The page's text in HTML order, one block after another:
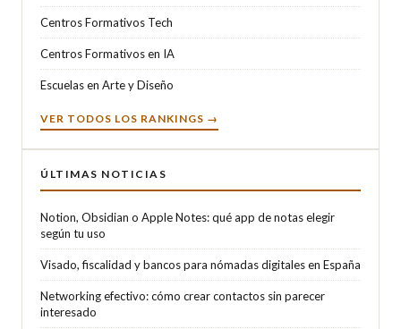
Centros Formativos Tech
Centros Formativos en IA
Escuelas en Arte y Diseño
VER TODOS LOS RANKINGS →
ÚLTIMAS NOTICIAS
Notion, Obsidian o Apple Notes: qué app de notas elegir
según tu uso
Visado, fiscalidad y bancos para nómadas digitales en España
Networking efectivo: cómo crear contactos sin parecer
interesado